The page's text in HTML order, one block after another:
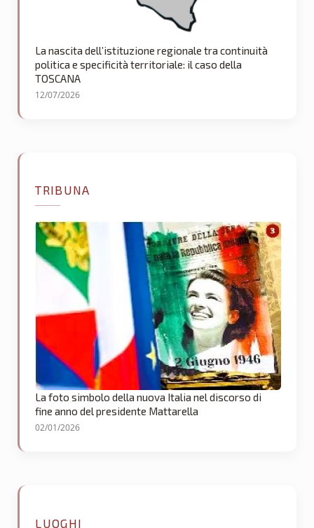
La nascita dell’istituzione regionale tra continuità
politica e specificità territoriale: il caso della
TOSCANA
12/07/2026
TRIBUNA
La foto simbolo della nuova Italia nel discorso di
fine anno del presidente Mattarella
02/01/2026
LUOGHI